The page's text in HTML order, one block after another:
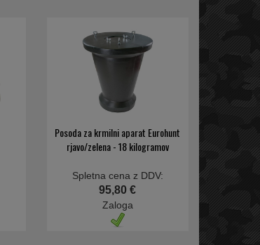
Posoda za krmilni aparat Eurohunt
rjavo/zelena - 18 kilogramov
Spletna cena z DDV:
95,80 €
Zaloga